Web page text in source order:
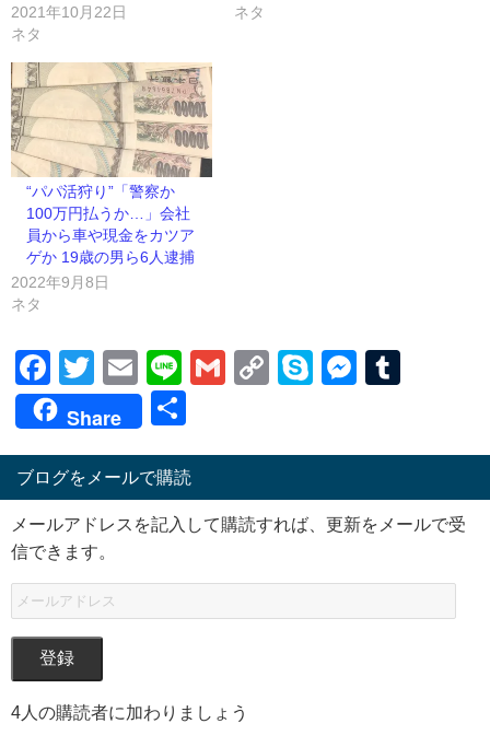
2021年10月22日
ネタ
ネタ
“パパ活狩り”「警察か
100万円払うか…」会社
員から車や現金をカツア
ゲか 19歳の男ら6人逮捕
2022年9月8日
ネタ
Facebook
Twitter
EmailLineGmailCopySkype
Share
ブログをメールで購読
メールアドレスを記入して購読すれば、更新をメールで受
信できます。
登録
4人の購読者に加わりましょう